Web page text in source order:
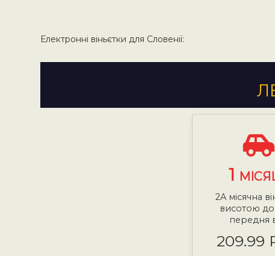
Електронні віньєтки для Словенії:
1
2А місячна
висотою до
передня
209.99